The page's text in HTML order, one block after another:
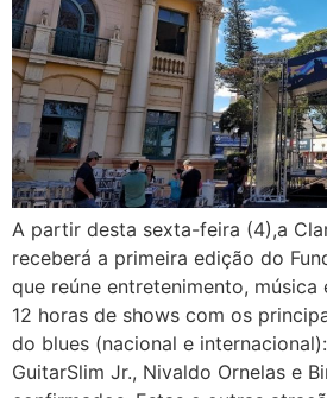
A partir desta sexta-feira (4),a
receberá a primeira edição do
que reúne entretenimento, música
12 horas de shows com os
do blues (nacional e
GuitarSlim Jr., Nivaldo Ornelas e